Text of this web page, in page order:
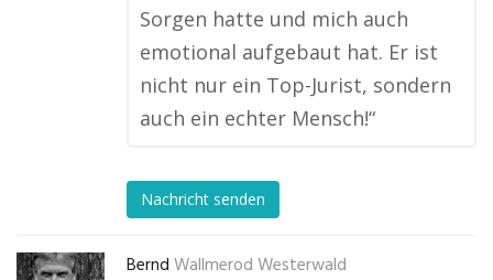
Sorgen hatte und mich auch
emotional aufgebaut hat. Er ist
nicht nur ein Top-Jurist, sondern
auch ein echter Mensch!“
Nachricht senden
Bernd Wallmerod Westerwald